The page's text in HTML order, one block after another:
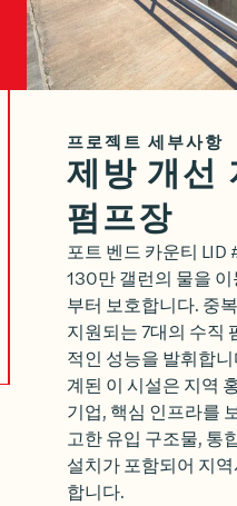
프로젝트 세부사항
제방 개선
펌프장
포트 벤드 카운티 LID
130만 갤런의 물을
부터 보호합니다. 중
지원되는 7대의 수직
적인 성능을 발휘합
계된 이 시설은 지역
기업, 핵심 인프라를
고한 유입 구조물, 통
설치가 포함되어 지
합니다.